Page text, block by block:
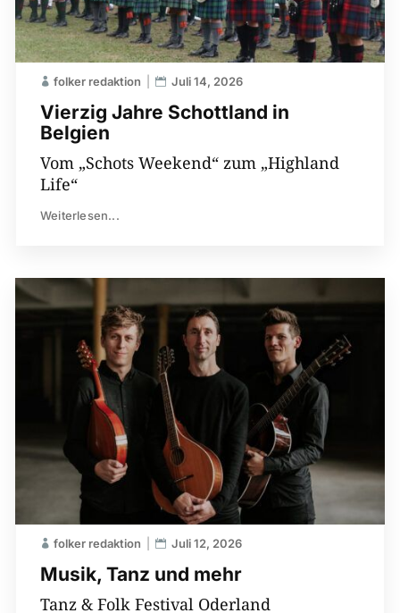
Vierzig Jahre Schottland in
Belgien
folker redaktion Juli 14, 2026
Vom „Schots Weekend“ zum „Highland
Life“
Weiterlesen...
Musik, Tanz und mehr
folker redaktion Juli 12, 2026
Tanz & Folk Festival Oderland